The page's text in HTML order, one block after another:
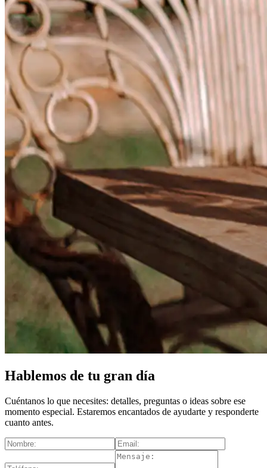
Hablemos de tu gran día
Cuéntanos lo que necesites: detalles, preguntas o ideas sobre ese
momento especial. Estaremos encantados de ayudarte y responderte
cuanto antes.